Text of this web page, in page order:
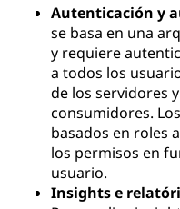
Autenticación y
se basa en una
y requiere
a todos los
de los servidores
consumidores.
basados en roles
los permisos en
usuario.
Insights e